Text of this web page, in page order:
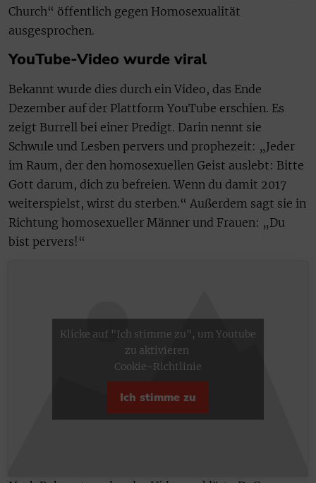
Church“ öffentlich gegen Homosexualität
ausgesprochen.
YouTube-Video wurde viral
Bekannt wurde dies durch ein Video, das Ende
Dezember auf der Plattform YouTube erschien. Es
zeigt Burrell bei einer Predigt. Darin nennt sie
Schwule und Lesben pervers und prophezeit: „Jeder
im Raum, der den homosexuellen Geist auslebt: Bitte
Gott darum, dich zu befreien. Wenn du damit 2017
weiterspielst, wirst du sterben.“ Außerdem sagt sie in
Richtung homosexueller Männer und Frauen: „Du
bist pervers!“
Klicke auf "Ich stimme zu", um Youtube
zu aktivieren
Cookie-Richtlinie
Ich stimme zu